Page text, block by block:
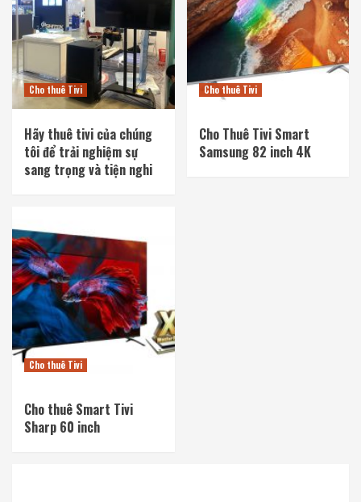
Cho thuê Tivi
Hãy thuê tivi của chúng
tôi để trải nghiệm sự
sang trọng và tiện nghi
Cho thuê Tivi
Cho Thuê Tivi Smart
Samsung 82 inch 4K
Cho thuê Tivi
Cho thuê Smart Tivi
Sharp 60 inch